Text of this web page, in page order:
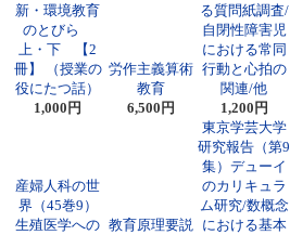
新・環境教育
のとびら
上・下 【2
冊】 （授業の
役にたつ話）
1,000円
労作主義算術
教育
6,500円
る質問紙調査/
自閉性障害児
における常同
行動と心拍の
関連/他
1,200円
産婦人科の世
界（45巻9）
生殖医学への 教育原理要説
東京学芸大学
研究報告（第9
集）デューイ
のカリキュラ
ム研究/数概念
における基本